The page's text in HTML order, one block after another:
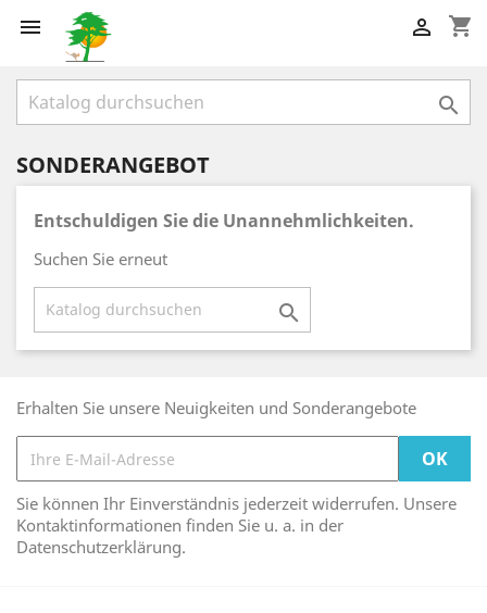
 shopping_cart


SONDERANGEBOT
Entschuldigen Sie die Unannehmlichkeiten.
Suchen Sie erneut

Erhalten Sie unsere Neuigkeiten und Sonderangebote
Sie können Ihr Einverständnis jederzeit widerrufen. Unsere
Kontaktinformationen finden Sie u. a. in der
Datenschutzerklärung.